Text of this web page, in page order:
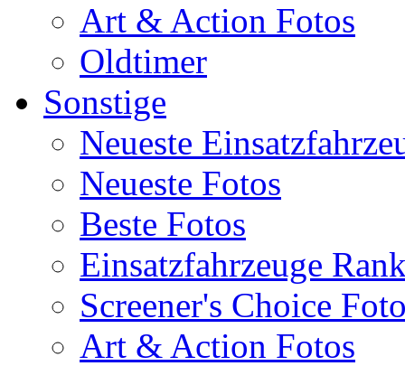
Art & Action Fotos
Oldtimer
Sonstige
Neueste
Neueste Fotos
Beste Fotos
Einsatzfahrzeuge
Screener's Choice
Art & Action Fotos